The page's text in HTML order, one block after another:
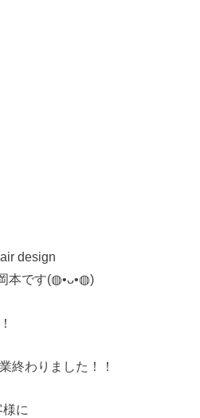
design
本です(◍•ᴗ•◍)
終わりました！！
に